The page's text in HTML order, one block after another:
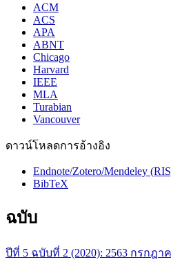
ACM
ACS
APA
ABNT
Chicago
Harvard
IEEE
MLA
Turabian
Vancouver
ดาวน์โหลดการอ้างอิง
Endnote/Zotero/Mendeley
BibTeX
ฉบับ
ปีที่ 5 ฉบับที่ 2 (2020): 2563 กรกฎ